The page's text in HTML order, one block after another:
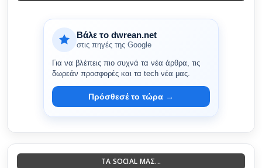
Βάλε το dwrean.net
στις πηγές της Google
Για να βλέπεις πιο συχνά τα νέα άρθρα, τις
δωρεάν προσφορές και τα tech νέα μας.
Πρόσθεσέ το τώρα →
ΤΑ SOCIAL ΜΑΣ...